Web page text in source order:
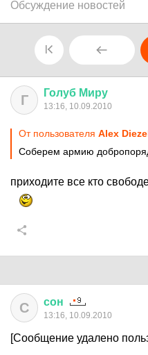
Обсуждение новостей
Г Голуб Миру
13:16, 10.09.2010
От пользователя Alex
Соберем армию
приходите все кто
С сон
13:16, 10.09.2010
[Сообщение удалено